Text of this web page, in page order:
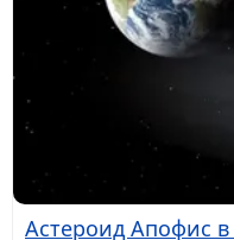
Астероид Апофис в